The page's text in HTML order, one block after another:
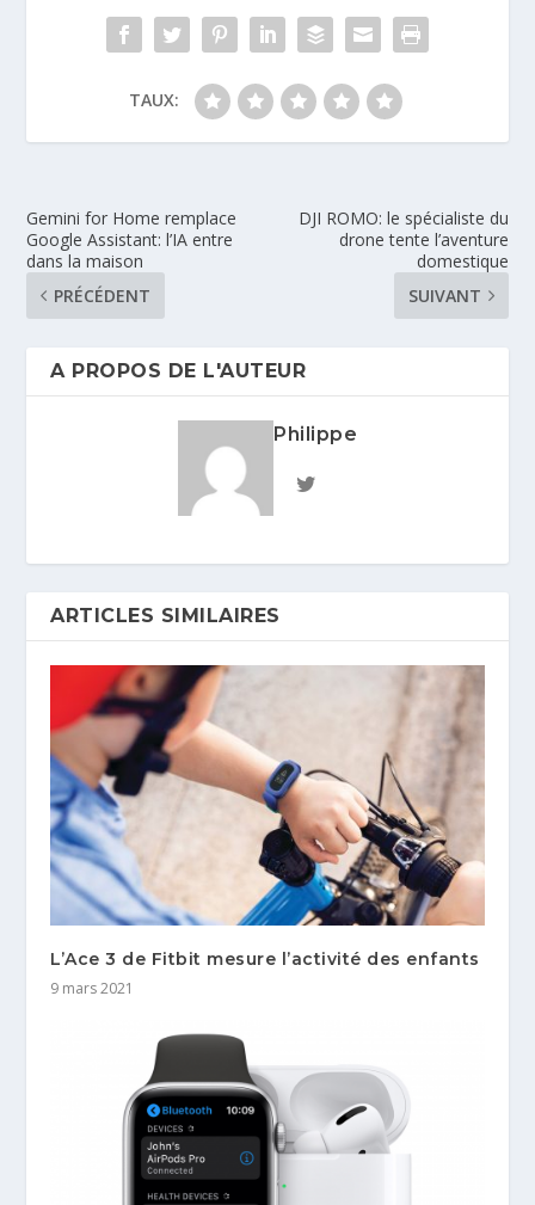
TAUX:
Gemini for Home remplace
Google Assistant: l’IA entre
dans la maison
PRÉCÉDENT
DJI ROMO: le spécialiste du
drone tente l’aventure
domestique
SUIVANT
A PROPOS DE L'AUTEUR
Philippe
ARTICLES SIMILAIRES
L’Ace 3 de Fitbit mesure l’activité des enfants
9 mars 2021